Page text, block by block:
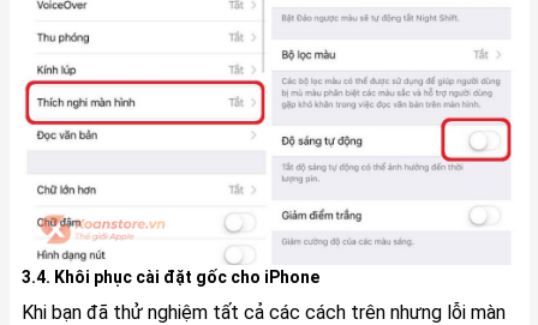
3.4. Khôi phục cài đặt gốc cho iPhone
Khi bạn đã thử nghiệm tất cả các cách trên nhưng lỗi màn